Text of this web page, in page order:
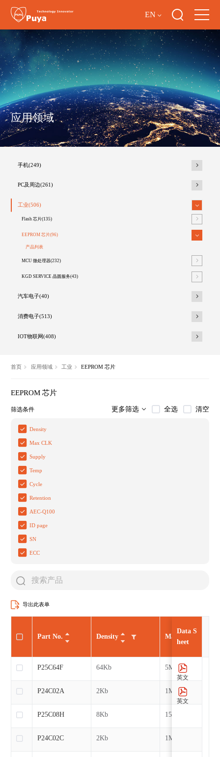
EN
应用领域
手机(249)
PC及周边(261)
工业(506)
Flash 芯片(135)
EEPROM 芯片(96)
产品列表
MCU 微处理器(232)
KGD SERVICE 晶圆服务(43)
汽车电子(40)
消费电子(513)
IOT物联网(408)
首页 应用领域 工业 EEPROM 芯片
EEPROM 芯片
筛选条件 更多筛选 全选 清空
Density
Max CLK
Supply
Temp
Cycle
Retention
AEC-Q100
ID page
SN
ECC
导出此表单
Density Max CLK
64Kb 5MHz
2Kb 1MHz
8Kb 15MHz
2Kb 1MHz
Part No.
P25C64F
P24C02A
P25C08H
P24C02C
Data S
heet
英文
英文